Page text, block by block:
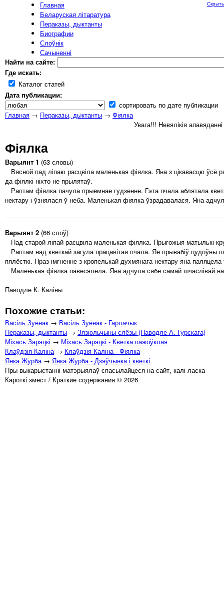
Главная
Беларуская літаратура
Пераказы, дыктанты
Биографии
Слоўнік
Сачыненні
Найти на сайте:
Где искать:
Каталог статей
Дата публикации:
сортировать по дате публикации
Скрыть
Главная → Пераказы, дыктанты → Фіялка
Увага!!! Невялікія
Фіялка
Варыянт 1 (63 словы)
Вясной пад ліпаю расцвіла маленькая фіялка. Яна з цікавасцю ўсё
да фіялкі ніхто не прылятаў.
Раптам фіялка пачула прыемнае гудзенне. Гэта пчала аблятала
нектару і ўзнялася ў неба. Маленькая фіялка ўзрадавалася. Яна
Варыянт 2 (66 слоў)
Пад старой ліпай расцвіла маленькая фіялка. Прыгожыя матылькі
Раптам над кветкай загула працавітая пчала. Яе прывабіў цудоўны
пялёсткі. Праз імгненне з кропелькай духмянага нектару яна
Маленькая фіялка павесялела. Яна адчула сябе самай шчаслівай
Паводле К. Каліны
Похожие статьи:
Васіль Зуёнак → Васіль Зуёнак - Гарлачык
Пераказы, дыктанты → Зязюльчыны слёзы (Паводле А. Гурскага)
Міхась Зарэцкі → Міхась Зарэцкі - Кветка пажоўклая
Клаўдзія Каліна → Клаўдзія Каліна - Фіялка
Янка Журба → Янка Журба - Дзяўчынка і кветкі
Пры выкарыстанні матэрыялаў спасылайцеся на сайт, калі ласка
Кароткі змест / Краткие содержания © 2026